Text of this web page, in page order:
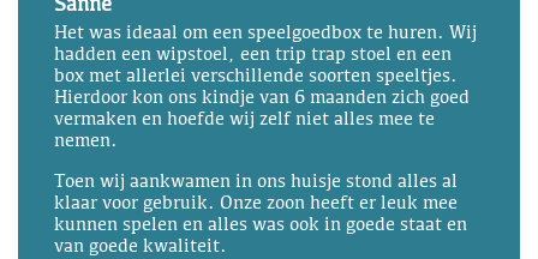
Sanne
Het was ideaal om een speelgoedbox te huren. Wij
hadden een wipstoel, een trip trap stoel en een
box met allerlei verschillende soorten speeltjes.
Hierdoor kon ons kindje van 6 maanden zich goed
vermaken en hoefde wij zelf niet alles mee te
nemen.
Toen wij aankwamen in ons huisje stond alles al
klaar voor gebruik. Onze zoon heeft er leuk mee
kunnen spelen en alles was ook in goede staat en
van goede kwaliteit.